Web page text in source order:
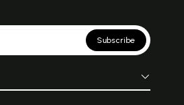
Subscribe